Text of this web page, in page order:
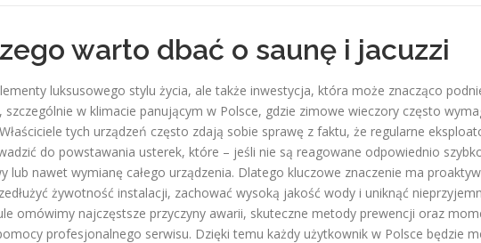
warto dbać o saunę i jacuzzi
luksusowego stylu życia, ale także inwestycja, która może znacząco
w klimacie panującym w Polsce, gdzie zimowe wieczory często
tych urządzeń często zdają sobie sprawę z faktu, że regularne
do powstawania usterek, które – jeśli nie są reagowane odpowiednio
lub nawet wymianę całego urządzenia. Dlatego kluczowe znaczenie ma
żywotność instalacji, zachować wysoką jakość wody i uniknąć
omówimy najczęstsze przyczyny awarii, skuteczne metody prewencji oraz
profesjonalnego serwisu. Dzięki temu każdy użytkownik w Polsce będzie